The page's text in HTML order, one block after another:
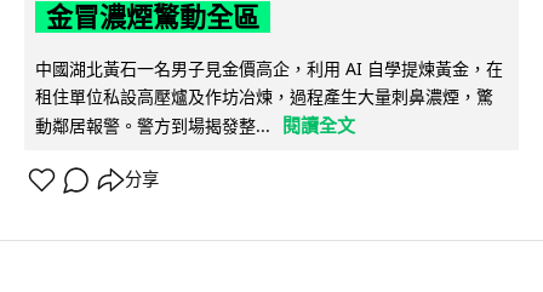
金冒濃煙驚動全區
中國湖北黃石一名男子見金價高企，利用 AI 自學提煉黃金，在
租住單位私設高壓爐及作坊冶煉，過程產生大量刺鼻濃煙，驚
動鄰居報警。警方到場揭發整...
閱讀全文
分享